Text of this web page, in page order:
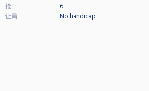
抢
6
让局
No handicap